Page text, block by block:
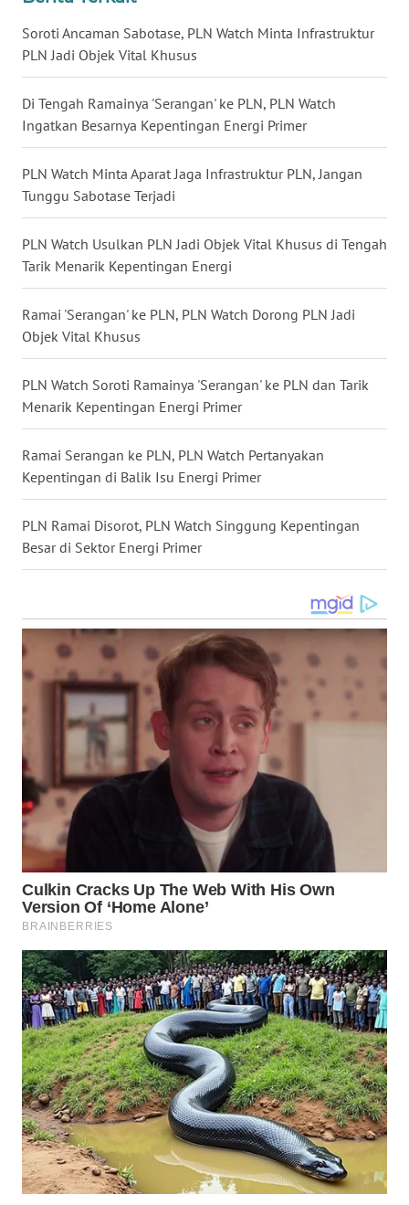
Soroti Ancaman Sabotase, PLN Watch Minta Infrastruktur
PLN Jadi Objek Vital Khusus
Di Tengah Ramainya 'Serangan' ke PLN, PLN Watch
Ingatkan Besarnya Kepentingan Energi Primer
PLN Watch Minta Aparat Jaga Infrastruktur PLN, Jangan
Tunggu Sabotase Terjadi
PLN Watch Usulkan PLN Jadi Objek Vital Khusus di Tengah
Tarik Menarik Kepentingan Energi
Ramai 'Serangan' ke PLN, PLN Watch Dorong PLN Jadi
Objek Vital Khusus
PLN Watch Soroti Ramainya 'Serangan' ke PLN dan Tarik
Menarik Kepentingan Energi Primer
Ramai Serangan ke PLN, PLN Watch Pertanyakan
Kepentingan di Balik Isu Energi Primer
PLN Ramai Disorot, PLN Watch Singgung Kepentingan
Besar di Sektor Energi Primer
WN
KALTARA
WN
KALSEL
WN
KALTIM
WN
SULSEL
WN
GORONTALO
SULUT
MALUKU
MALUT
WN
TOBA
WN
LANGKAT
WN
TAPANULI
SELATAN
WN
TANJUNG
LESUNG
WN
KARO
WN
SIMALUNGUN
WN
LABUHANBATU